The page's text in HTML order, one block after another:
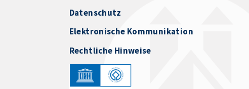
Datenschutz
Elektronische Kommunikation
Rechtliche Hinweise